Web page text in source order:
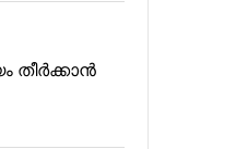
തീർക്കാൻ